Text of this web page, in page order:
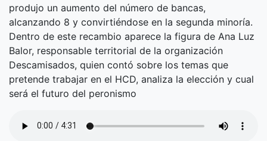
produjo un aumento del número de bancas,
alcanzando 8 y convirtiéndose en la segunda minoría.
Dentro de este recambio aparece la figura de Ana Luz
Balor, responsable territorial de la organización
Descamisados, quien contó sobre los temas que
pretende trabajar en el HCD, analiza la elección y cual
será el futuro del peronismo